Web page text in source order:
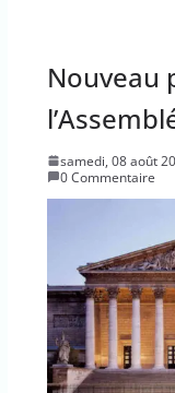
Nouveau
samedi, 08 août
0 Commentaire